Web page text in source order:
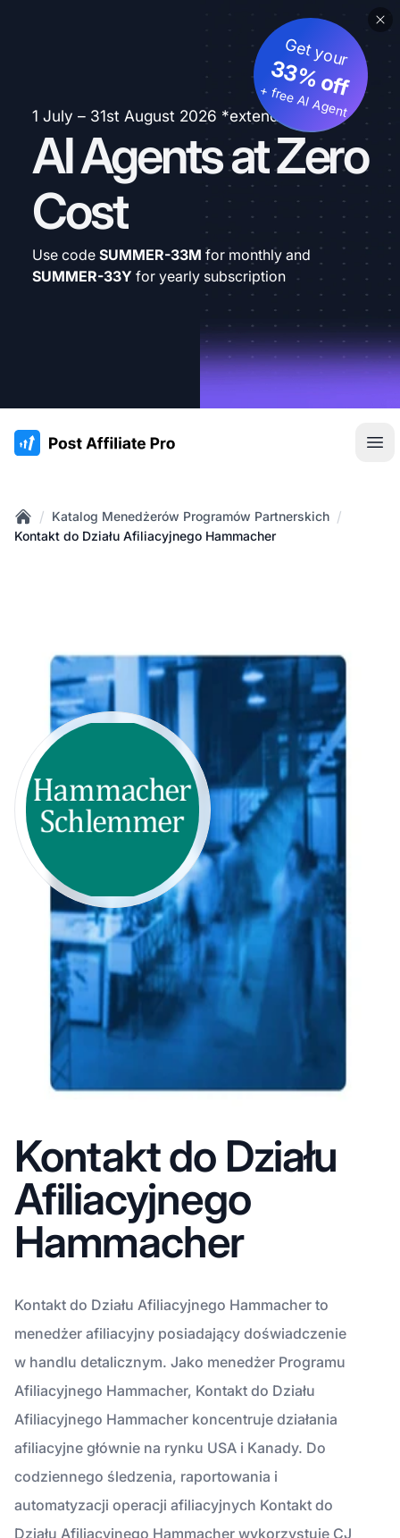
1 July – 31st August 2026 *extended
AI Agents at Zero
Cost
Get your
33% off
+ free AI Agent
Use code SUMMER-33M for monthly and
SUMMER-33Y for yearly subscription
:site.title
Home
/ Katalog Menedżerów Programów Partnerskich /
Kontakt do Działu Afiliacyjnego Hammacher
Kontakt do Działu
Afiliacyjnego
Hammacher
Kontakt do Działu Afiliacyjnego Hammacher to
menedżer afiliacyjny posiadający doświadczenie
w handlu detalicznym. Jako menedżer Programu
Afiliacyjnego Hammacher, Kontakt do Działu
Afiliacyjnego Hammacher koncentruje działania
afiliacyjne głównie na rynku USA i Kanady. Do
codziennego śledzenia, raportowania i
automatyzacji operacji afiliacyjnych Kontakt do
Działu Afiliacyjnego Hammacher wykorzystuje CJ